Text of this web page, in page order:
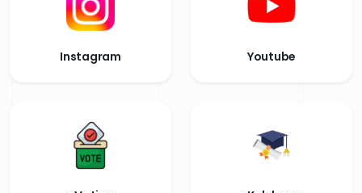
Instagram Youtube